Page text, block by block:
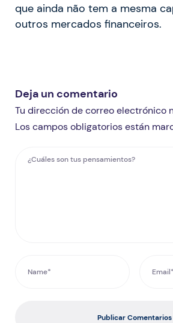
que ainda não tem a mesma
outros mercados financeiros.
Deja un comentario
Tu dirección de correo electrónico
Los campos obligatorios están
Publicar Comentarios